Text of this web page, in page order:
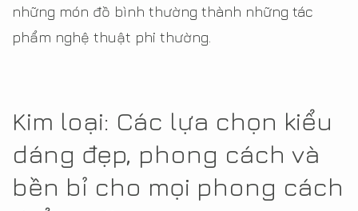
những món đồ bình thường thành những tác
phẩm nghệ thuật phi thường.
Kim loại: Các lựa chọn kiểu
dáng đẹp, phong cách và
bền bỉ cho mọi phong cách